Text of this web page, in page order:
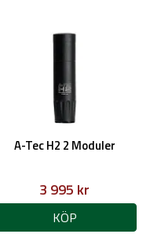
A-Tec H2 2 Moduler
3 995 kr
KÖP